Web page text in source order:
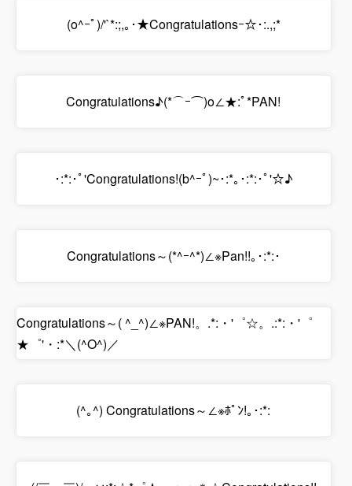
(o^ｰﾟ)/'`*:;,｡･★Congratulationsｰ☆･:.,;*
Congratulations♪(*⌒ｰ⌒)o∠★:ﾟ*PAN!
･:*:･ﾟ'Congratulations!(b^ｰﾟ)~･:*｡･:*:･ﾟ'☆♪
Congratulations～(*^ｰ^*)∠※Pan!!｡･:*:･
Congratulations～( ^_^)∠※PAN!。.*:・'゜☆。.:*:・'゜
★゜'・:*＼(^O^)／
(^｡^) Congratulations～∠※ﾎﾟﾝ!｡･:*: